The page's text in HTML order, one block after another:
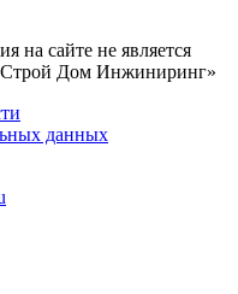
сайте не является
Дом Инжиниринг»
данных